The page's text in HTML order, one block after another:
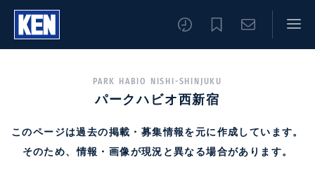
PARK HABIO NISHI-SHINJUKU
パークハビオ西新宿
このページは過去の掲載・募集情報を元に作成しています。
そのため、情報・画像が現況と異なる場合があります。